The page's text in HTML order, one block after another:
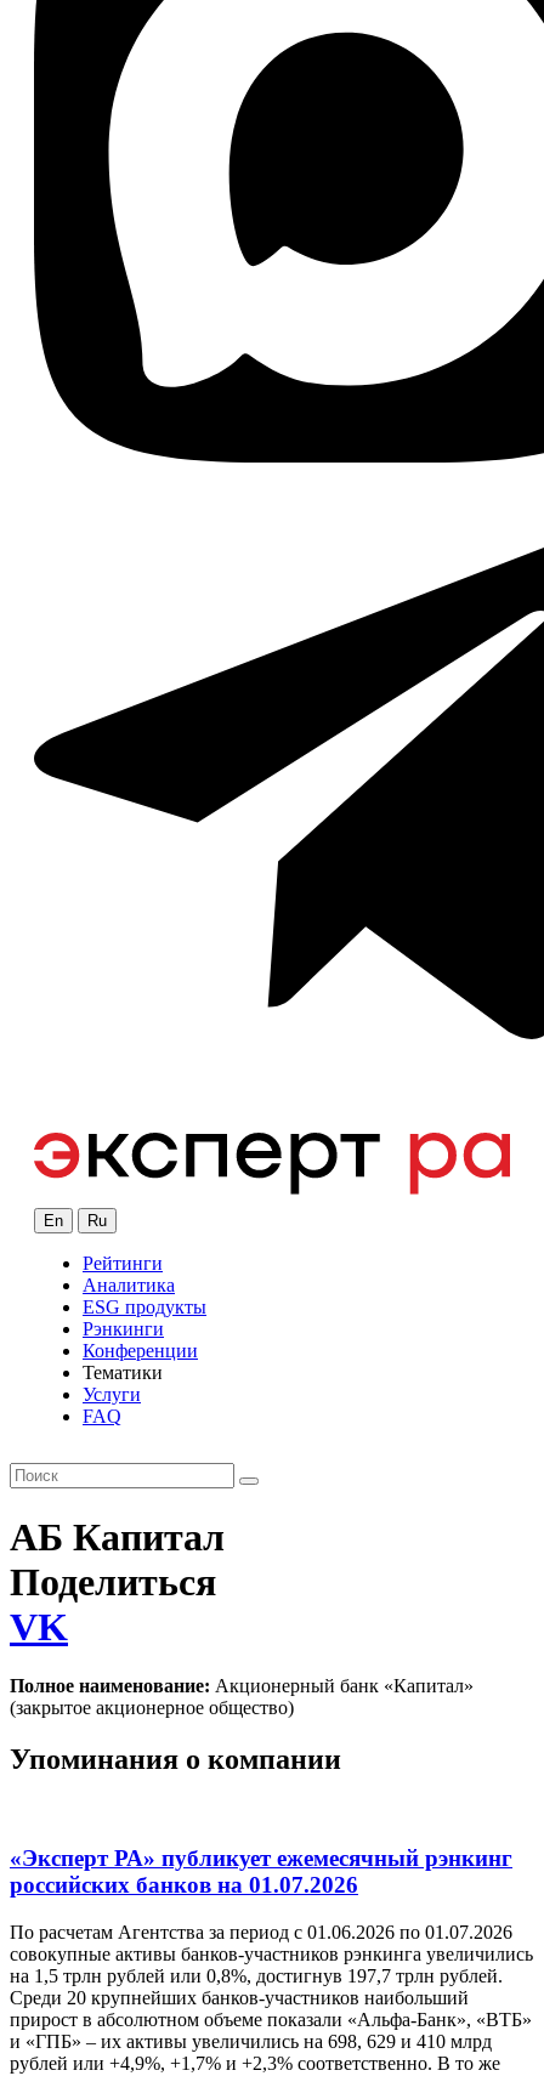
En Ru
Рейтинги
Аналитика
ESG продукты
Рэнкинги
Конференции
Тематики
Услуги
FAQ
АБ Капитал
Поделиться
VK
Полное наименование: Акционерный банк «Капитал»
(закрытое акционерное общество)
Упоминания о компании
«Эксперт РА» публикует ежемесячный рэнкинг
российских банков на 01.07.2026
По расчетам Агентства за период с 01.06.2026 по 01.07.2026
совокупные активы банков-участников рэнкинга увеличились
на 1,5 трлн рублей или 0,8%, достигнув 197,7 трлн рублей.
Среди 20 крупнейших банков-участников наибольший
прирост в абсолютном объеме показали «Альфа-Банк», «ВТБ»
и «ГПБ» – их активы увеличились на 698, 629 и 410 млрд
рублей или +4,9%, +1,7% и +2,3% соответственно. В то же